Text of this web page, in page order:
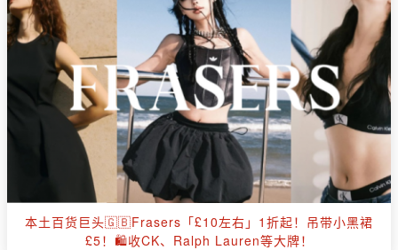
本土百货巨头🇬🇧Frasers「£10左右」1折起！吊带小黑裙
£5！🛍️收CK、Ralph Lauren等大牌！